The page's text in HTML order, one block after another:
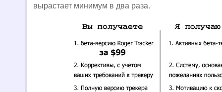
вырастает минимум в два раза.